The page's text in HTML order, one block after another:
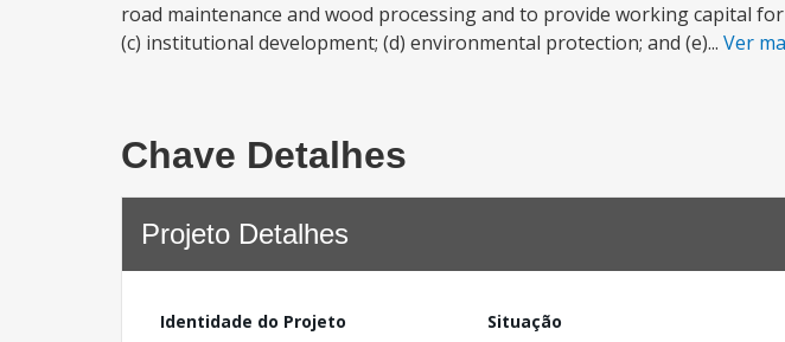
road maintenance and wood processing and to provide working capital
(c) institutional development; (d) environmental protection; and (e)... Ver
Chave Detalhes
Projeto Detalhes
Identidade do Projeto
Situação